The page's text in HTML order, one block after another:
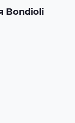
Bondioli